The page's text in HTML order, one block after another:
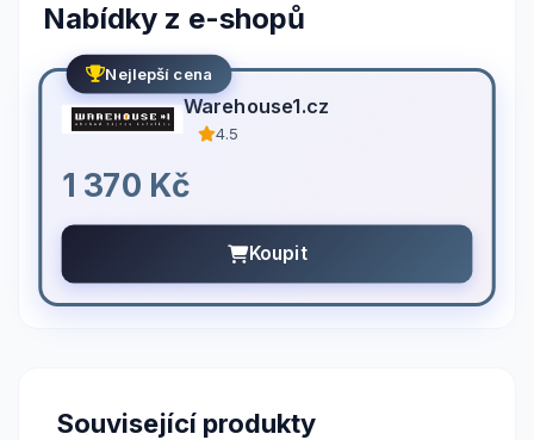
Nabídky z e-shopů
Nejlepší cena
Warehouse1.cz
4.5
1 370 Kč
Koupit
Související produkty